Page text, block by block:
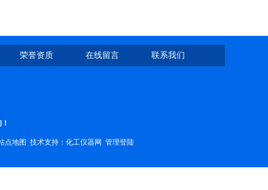
荣誉资质 在线留言 联系我们
点地图 技术支持： 化工仪器网 管理登陆